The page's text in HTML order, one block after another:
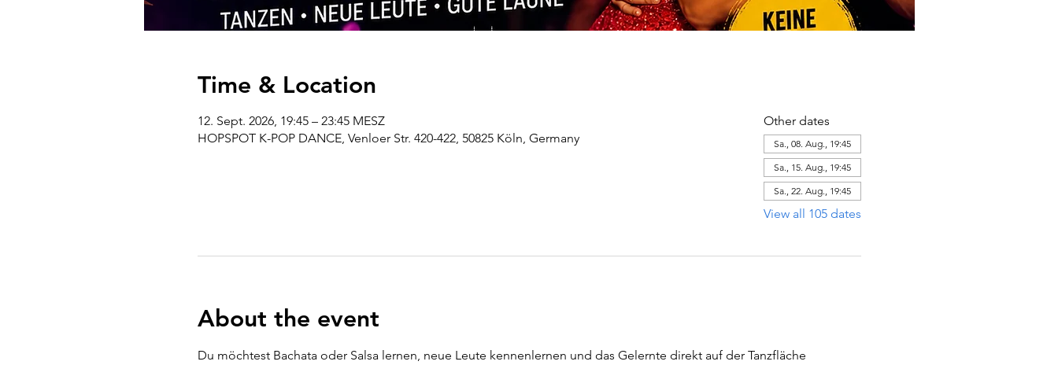
Time & Location
12. Sept. 2026, 19:45 – 23:45 MESZ
HOPSPOT K-POP DANCE, Venloer Str. 420-422, 50825 Köln, Germany
Other dates
Sa., 08. Aug., 19:45
Sa., 15. Aug., 19:45
Sa., 22. Aug., 19:45
View all 105 dates
About the event
Du möchtest Bachata oder Salsa lernen, neue Leute kennenlernen und das Gelernte direkt auf der Tanzfläche